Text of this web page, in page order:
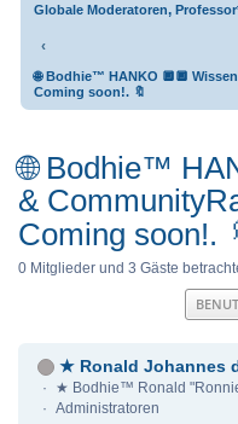
Globale Moderatoren,
‹
🌐 Bodhie™ HANKO 🔲🔲
Coming soon!. 🔖
🌐 Bodhie™
&
Coming soon!.
0 Mitglieder und 3 Gäste
★ Ronald Johannes
★ Bodhie™ Ronald
Administratoren